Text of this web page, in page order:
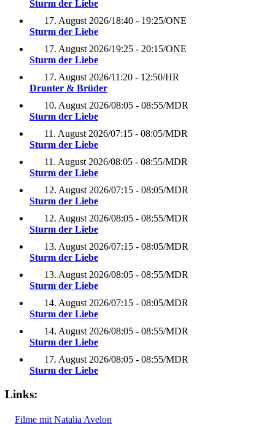
Sturm der Liebe
17. August 2026/18:40 - 19:25/ONE
Sturm der Liebe
17. August 2026/19:25 - 20:15/ONE
Sturm der Liebe
17. August 2026/11:20 - 12:50/HR
Drunter & Brüder
10. August 2026/08:05 - 08:55/MDR
Sturm der Liebe
11. August 2026/07:15 - 08:05/MDR
Sturm der Liebe
11. August 2026/08:05 - 08:55/MDR
Sturm der Liebe
12. August 2026/07:15 - 08:05/MDR
Sturm der Liebe
12. August 2026/08:05 - 08:55/MDR
Sturm der Liebe
13. August 2026/07:15 - 08:05/MDR
Sturm der Liebe
13. August 2026/08:05 - 08:55/MDR
Sturm der Liebe
14. August 2026/07:15 - 08:05/MDR
Sturm der Liebe
14. August 2026/08:05 - 08:55/MDR
Sturm der Liebe
17. August 2026/08:05 - 08:55/MDR
Sturm der Liebe
Links:
Filme mit Natalia Avelon